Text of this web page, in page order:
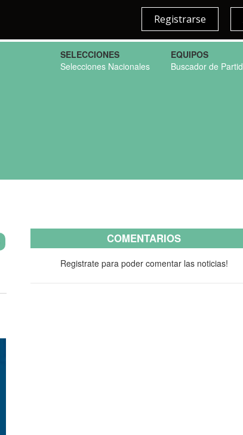
Registrarse
SELECCIONES
Selecciones Nacionales
EQUIPOS
Buscador de
COMENTARIOS
Registrate para poder comentar las noticias!